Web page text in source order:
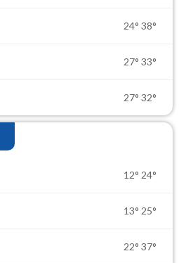
24° 38°
27° 33°
27° 32°
12° 24°
13° 25°
22° 37°